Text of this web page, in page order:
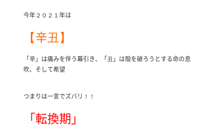
今年２０２１年は
【辛丑】
「辛」は痛みを伴う幕引き、「丑」は殻を破ろうとする命の息
吹、そして希望
つまりは一言でズバリ！！
「転換期」